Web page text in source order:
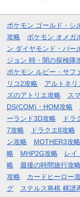
ポケモン ゴールド・シ
攻略
ポケモン オメガ
ン ダイヤモンド・パー
ジョン 時・闇の探検隊
ポケモン ルビー・サフ
リコ2攻略
アルトネリ
ズのアトリエ攻略
ス
DS(COM)・HOM攻略
ーランド3D攻略
ドラ
7攻略
ドラクエ8攻略
ン攻略
MOTHER3攻略
略
MHP2G攻略 レイ
略
最後の時間旅行攻
攻略
カードヒーロー
グ
ステルス将棋 棋譜